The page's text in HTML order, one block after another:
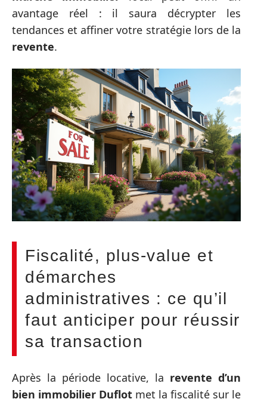
avantage réel : il saura décrypter les
tendances et affiner votre stratégie lors de la
revente.
Fiscalité, plus-value et
démarches
administratives : ce qu’il
faut anticiper pour réussir
sa transaction
Après la période locative, la revente d’un
bien immobilier Duflot met la fiscalité sur le